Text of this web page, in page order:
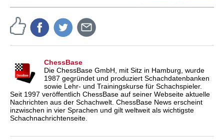
ChessBase
Die ChessBase GmbH, mit Sitz in Hamburg, wurde
1987 gegründet und produziert Schachdatenbanken
sowie Lehr- und Trainingskurse für Schachspieler.
Seit 1997 veröffentlich ChessBase auf seiner Webseite aktuelle
Nachrichten aus der Schachwelt. ChessBase News erscheint
inzwischen in vier Sprachen und gilt weltweit als wichtigste
Schachnachrichtenseite.